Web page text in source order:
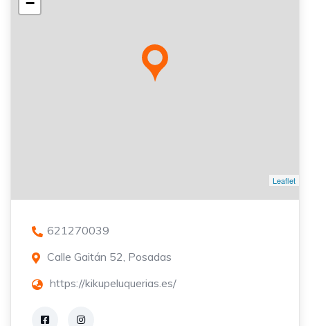
Leaflet
621270039
Calle Gaitán 52, Posadas
https://kikupeluquerias.es/